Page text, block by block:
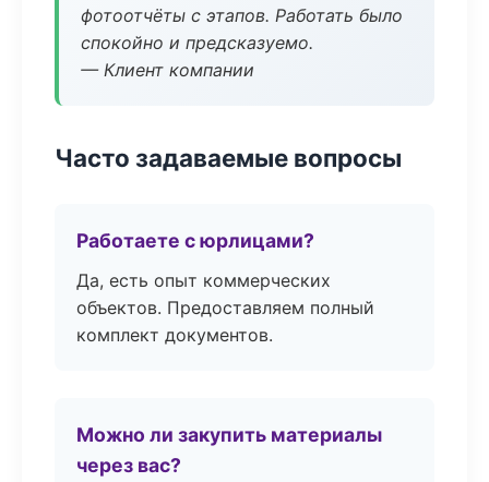
фотоотчёты с этапов. Работать было
спокойно и предсказуемо.
— Клиент компании
Часто задаваемые вопросы
Работаете с юрлицами?
Да, есть опыт коммерческих
объектов. Предоставляем полный
комплект документов.
Можно ли закупить материалы
через вас?